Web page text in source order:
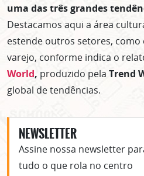
uma das três grandes
Destacamos aqui a área
estende outros setores, como
varejo, conforme indica o
World, produzido pela Trend
global de tendências.
NEWSLETTER
Assine nossa newsletter
tudo o que rola no centro